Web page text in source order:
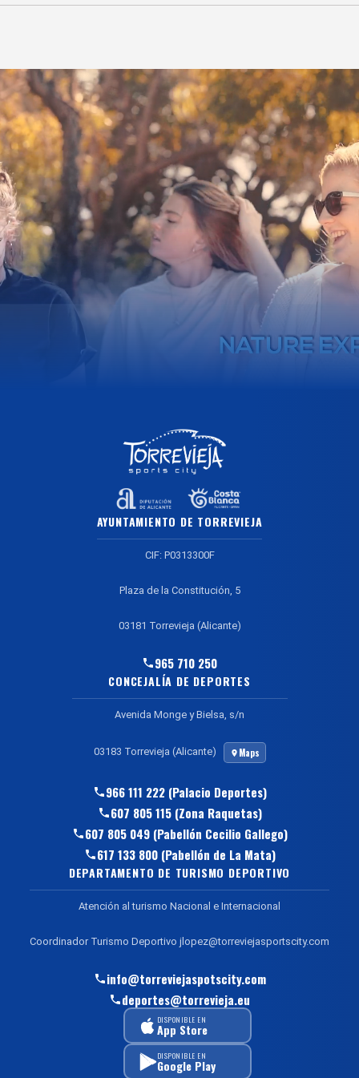
AYUNTAMIENTO DE TORREVIEJA
CIF: P0313300F
Plaza de la Constitución, 5
03181 Torrevieja (Alicante)
965 710 250
CONCEJALÍA DE DEPORTES
Avenida Monge y Bielsa, s/n
03183 Torrevieja (Alicante) Maps
966 111 222 (Palacio Deportes)
607 805 115 (Zona Raquetas)
607 805 049 (Pabellón Cecilio Gallego)
617 133 800 (Pabellón de La Mata)
DEPARTAMENTO DE TURISMO DEPORTIVO
Atención al turismo Nacional e Internacional
Coordinador Turismo Deportivo jlopez@torreviejasportscity.com
info@torreviejaspotscity.com
deportes@torrevieja.eu
DISPONIBLE EN
App Store
DISPONIBLE EN
Google Play